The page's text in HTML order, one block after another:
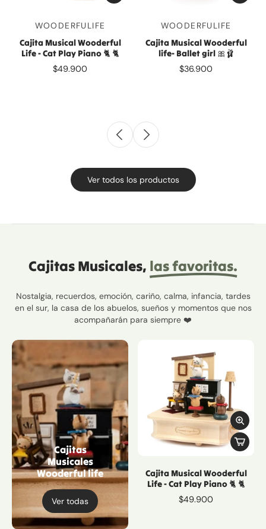
WOODERFULIFE
Cajita Musical Wooderful
Life - Cat Play Piano 🐈 🐈
$49.900
WOODERFULIFE
Cajita Musical Wooderful
life- Ballet girl 🎀🩰
$36.900
Ver todos los productos
Cajitas Musicales, las favoritas.
Nostalgia, recuerdos, emoción, cariño, calma, infancia, tardes
en el sur, la casa de los abuelos, sueños y momentos que nos
acompañarán para siempre ❤️
Cajitas
Musicales
Wooderful life
Ver todas
Cajita Musical Wooderful
Life - Cat Play Piano 🐈 🐈
$49.900